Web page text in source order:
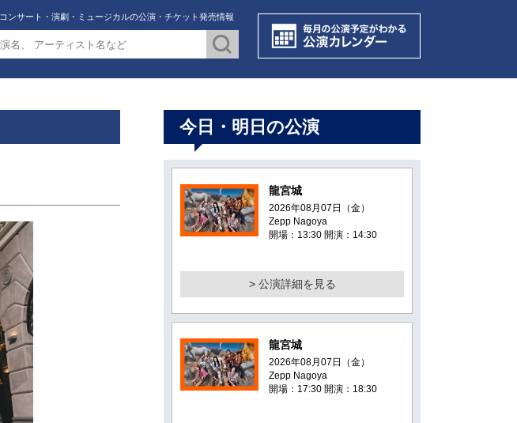
ンサート・演劇・ミュージカルの公演・チケット発売情報
今日・明日の公演
龍宮城
2026年08月07日（金）
Zepp Nagoya
開場：13:30 開演：14:30
> 公演詳細を見る
龍宮城
2026年08月07日（金）
Zepp Nagoya
開場：17:30 開演：18:30